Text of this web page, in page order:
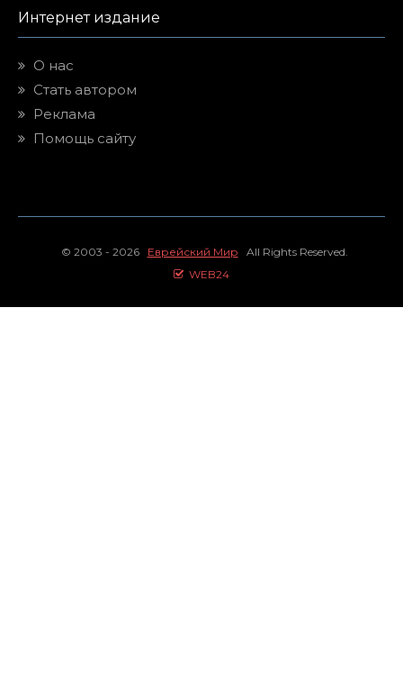
Интернет издание
О нас
Стать автором
Реклама
Помощь сайту
© 2003 - 2026 Еврейский Мир All Rights Reserved.
WEB24